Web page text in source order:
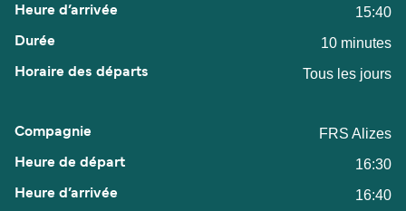
15:40
10 minutes
Tous les jours
FRS Alizes
16:30
16:40